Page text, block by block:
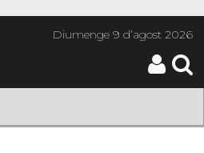
Diumenge9 d’agost 2026